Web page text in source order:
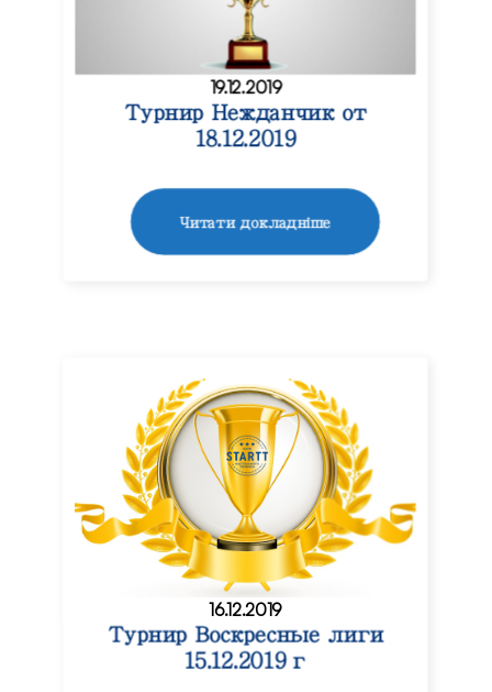
19.12.2019
Турнир Нежданчик от
18.12.2019
Читати докладніше
16.12.2019
Турнир Воскресные лиги
15.12.2019 г